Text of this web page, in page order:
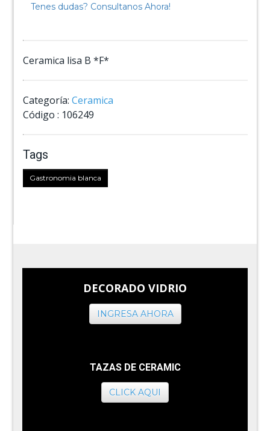
Tenes dudas? Consultanos Ahora!
Ceramica lisa B *F*
Categoría: Ceramica
Código : 106249
Tags
Gastronomia blanca
DECORADO VIDRIO
INGRESA AHORA
TAZAS DE CERAMIC
CLICK AQUI